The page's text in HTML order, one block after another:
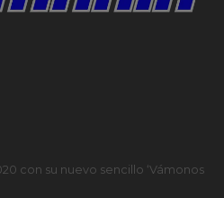
con su nuevo sencillo ‘Vámonos